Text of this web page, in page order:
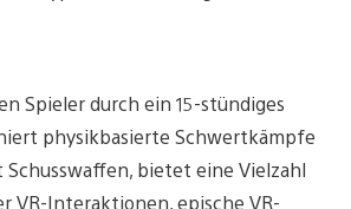
Spieler durch ein 15-stündiges
physikbasierte Schwertkämpfe
bietet eine Vielzahl
VR-Interaktionen, epische VR-